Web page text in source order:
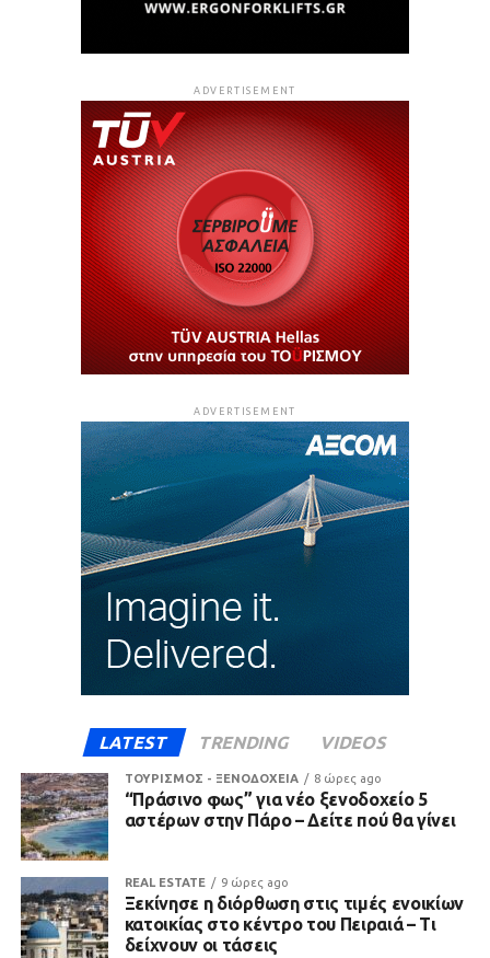
ADVERTISEMENT
ADVERTISEMENT
LATEST TRENDING VIDEOS
ΤΟΥΡΙΣΜΟΣ - ΞΕΝΟΔΟΧΕΙΑ 8 ώρες ago
“Πράσινο φως” για νέο ξενοδοχείο 5
αστέρων στην Πάρο – Δείτε πού θα γίνει
REAL ESTATE 9 ώρες ago
Ξεκίνησε η διόρθωση στις τιμές ενοικίων
κατοικίας στο κέντρο του Πειραιά – Τι
δείχνουν οι τάσεις